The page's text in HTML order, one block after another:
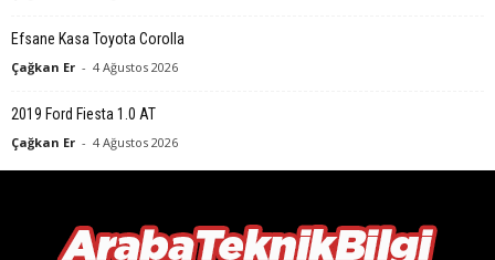
Efsane Kasa Toyota Corolla
Çağkan Er - 4 Ağustos 2026
2019 Ford Fiesta 1.0 AT
Çağkan Er - 4 Ağustos 2026